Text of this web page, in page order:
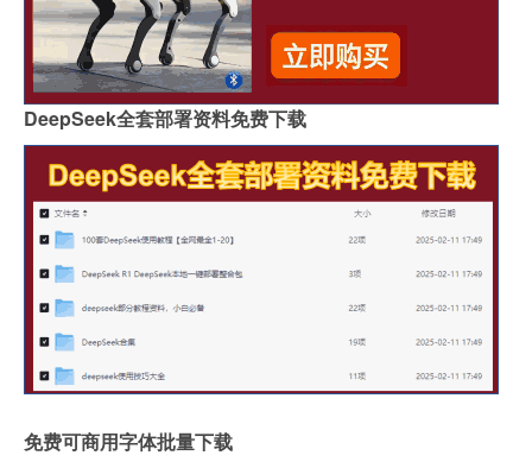
DeepSeek全套部署资料免费下载
免费可商用字体批量下载